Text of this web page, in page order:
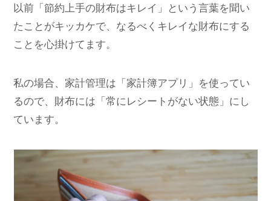
以前「節約上手の財布はキレイ」という言葉を聞い
たことがキッカケで、なるべくキレイな財布にする
ことを心掛けてます。
私の場合、家計管理は「家計簿アプリ」を使ってい
るので、財布には「常にレシートがない状態」にし
ています。